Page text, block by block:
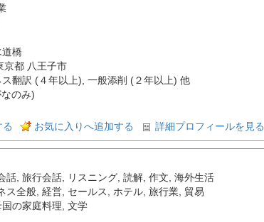
橋
都 八王子市
翻訳 (４年以上), 一般添削 (２年以上) 他
のみ)
お気に入りへ追加する 詳細プロフィールを見る
話, 旅行会話, リスニング, 読解, 作文 海外生活
ス全般, 経営, セールス ホテル, 旅行業, 貿易
国の家庭料理 文学